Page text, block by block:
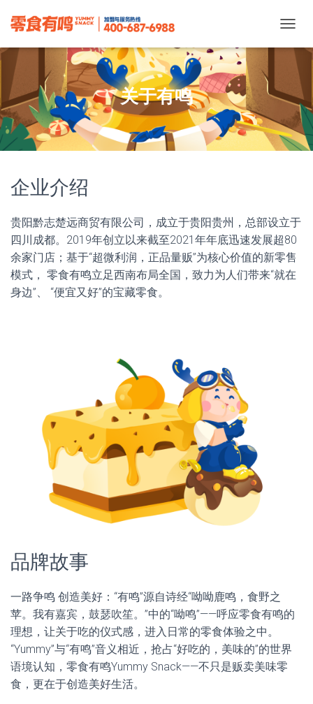
O
E
A
V
I
O
N
关于有鸣
企业介绍
贵阳黔志楚远商贸有限公司，成立于贵阳贵州，总部设立于
四川成都。2019年创立以来截至2021年年底迅速发展超80
余家门店；基于“超微利润，正品量贩”为核心价值的新零售
模式， 零食有鸣立足西南布局全国，致力为人们带来“就在
身边”、 “便宜又好”的宝藏零食。
品牌故事
一路争鸣 创造美好：“有鸣”源自诗经“呦呦鹿鸣，食野之
苹。我有嘉宾，鼓瑟吹笙。”中的“呦鸣”——呼应零食有鸣的
理想，让关于吃的仪式感，进入日常的零食体验之中。
“Yummy”与“有鸣”音义相近，抢占“好吃的，美味的”的世界
语境认知，零食有鸣Yummy Snack——不只是贩卖美味零
食，更在于创造美好生活。